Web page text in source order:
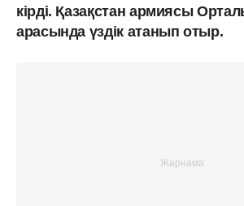
кірді. Қазақстан армиясы
арасында үздік атанып отыр.